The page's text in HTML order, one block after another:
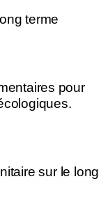
terme
pour
sur le long